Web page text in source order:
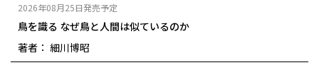
2026年08月25日発売予定
鳥を識る なぜ鳥と人間は似ているのか
著者： 細川博昭